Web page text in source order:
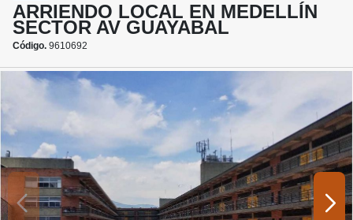
ARRIENDO LOCAL EN MEDELLÍN
SECTOR AV GUAYABAL
Código. 9610692